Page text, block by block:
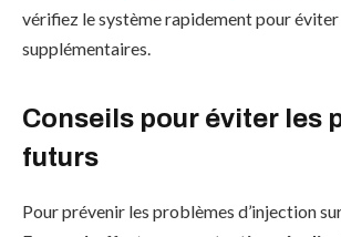
vérifiez le système rapidement pour éviter
supplémentaires.
Conseils pour éviter les
futurs
Pour prévenir les problèmes d’injection